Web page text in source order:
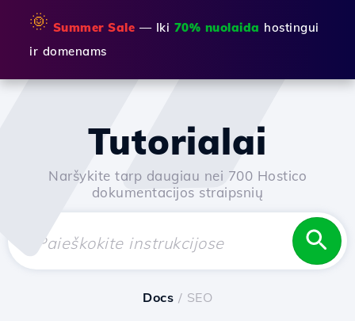
🌞 Summer Sale — Iki 70% nuolaida hostingui
ir domenams
Tutorialai
Naršykite tarp daugiau nei 700 Hostico
dokumentacijos straipsnių
Docs / SEO